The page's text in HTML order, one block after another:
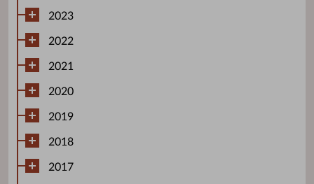
2023
2022
2021
2020
2019
2018
2017